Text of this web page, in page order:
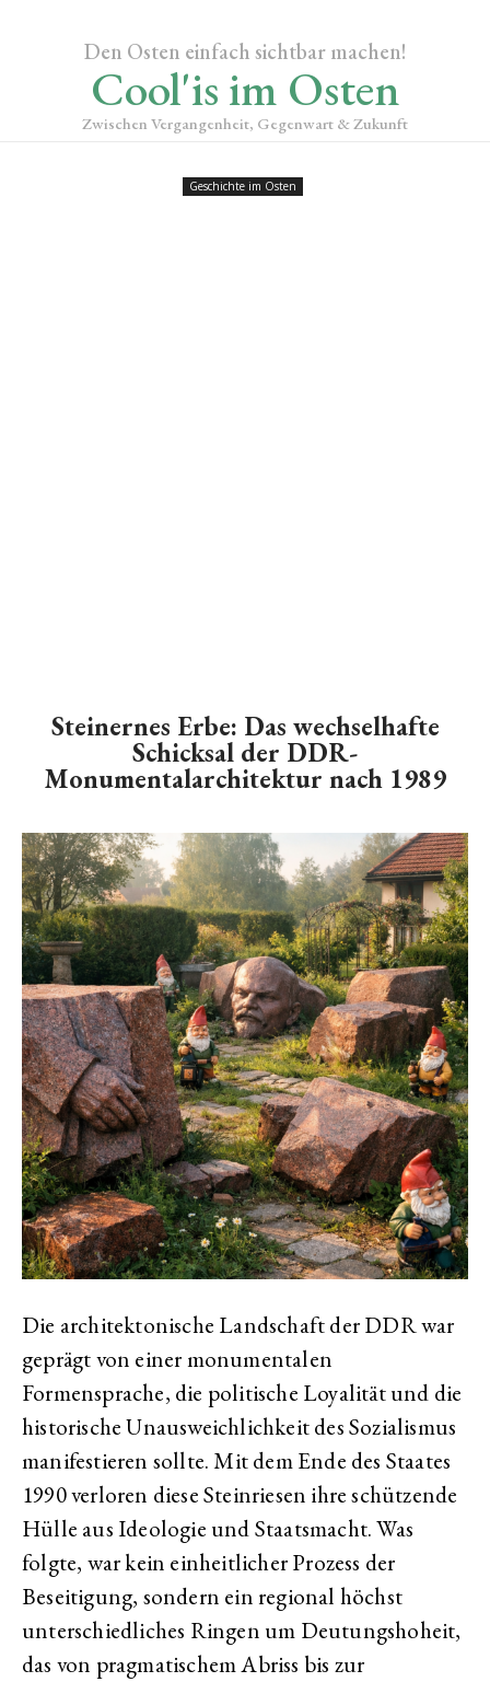
Den Osten einfach sichtbar machen!
Cool'is im Osten
Zwischen Vergangenheit, Gegenwart & Zukunft
Geschichte im Osten
Steinernes Erbe: Das wechselhafte
Schicksal der DDR-
Monumentalarchitektur nach 1989
Die architektonische Landschaft der DDR war
geprägt von einer monumentalen
Formensprache, die politische Loyalität und die
historische Unausweichlichkeit des Sozialismus
manifestieren sollte. Mit dem Ende des Staates
1990 verloren diese Steinriesen ihre schützende
Hülle aus Ideologie und Staatsmacht. Was
folgte, war kein einheitlicher Prozess der
Beseitigung, sondern ein regional höchst
unterschiedliches Ringen um Deutungshoheit,
das von pragmatischem Abriss bis zur